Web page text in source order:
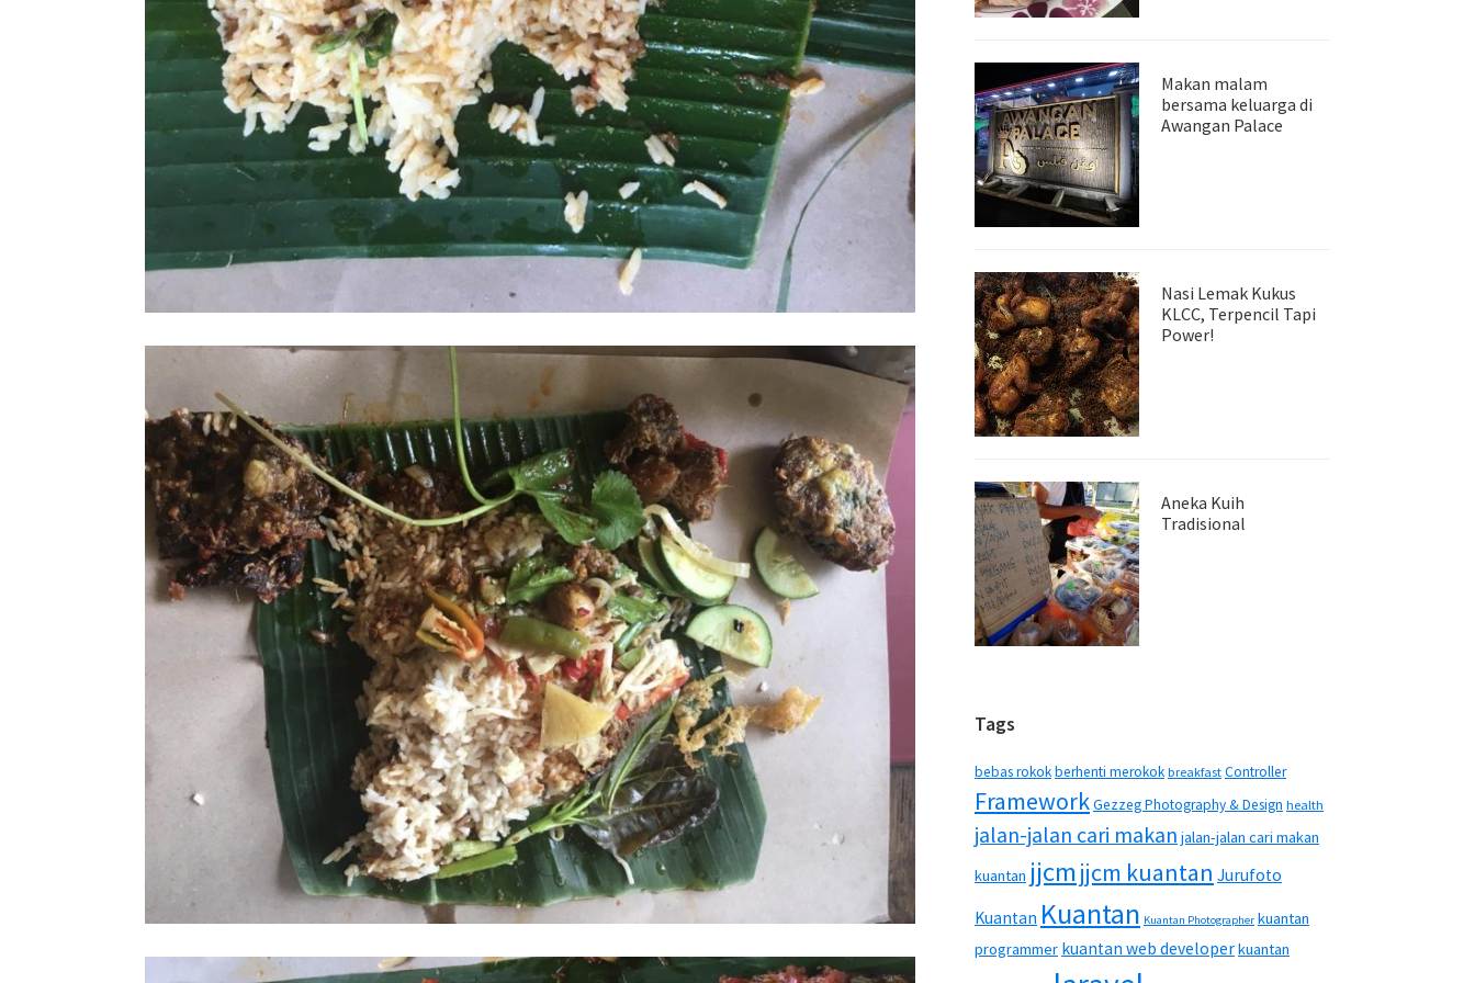
Makan malam
bersama keluarga di
Awangan Palace
Nasi Lemak Kukus
KLCC, Terpencil Tapi
Power!
Aneka Kuih
Tradisional
Tags
bebas rokokberhenti merokok breakfast Controller
FrameworkGezzeg Photography & Design health
jalan-jalan cari makan jalan-jalan cari makan
kuantan jjcmjjcm kuantan Jurufoto
Kuantan Kuantan Kuantan Photographer kuantan
programmer kuantan web developerkuantan